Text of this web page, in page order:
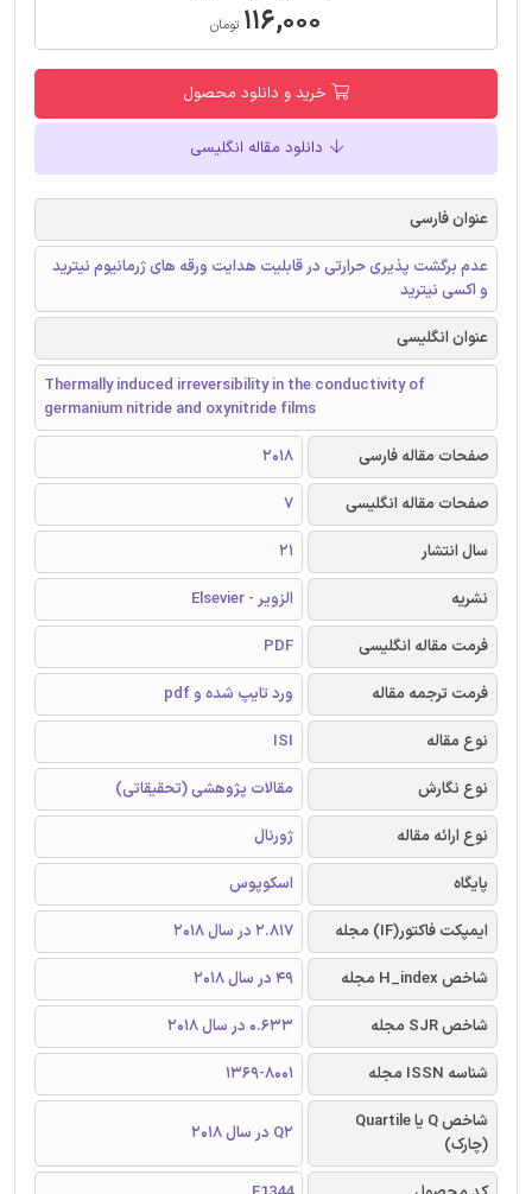
۱۱۶,۰۰۰ تومان
خرید و دانلود محصول
دانلود مقاله انگلیسی
عنوان فارسی
عدم برگشت پذیری حرارتی در قابلیت هدایت ورقه های ژرمانیوم نیترید
و اکسی نیترید
عنوان انگلیسی
Thermally induced irreversibility in the conductivity of
germanium nitride and oxynitride films
صفحات مقاله فارسی
2018
صفحات مقاله انگلیسی
7
سال انتشار
21
نشریه
الزویر - Elsevier
فرمت مقاله انگلیسی
PDF
فرمت ترجمه مقاله
ورد تایپ شده و pdf
نوع مقاله
ISI
نوع نگارش
مقالات پژوهشی (تحقیقاتی)
نوع ارائه مقاله
ژورنال
پایگاه
اسکوپوس
ایمپکت فاکتور(IF) مجله
2.817 در سال 2018
شاخص H_index مجله
49 در سال 2018
شاخص SJR مجله
0.633 در سال 2018
شناسه ISSN مجله
1369-8001
شاخص Q یا Quartile
(چارک)
Q2 در سال 2018